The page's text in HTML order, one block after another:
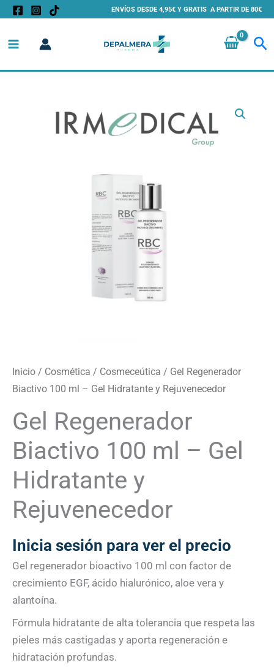
contenido
ENVÍOS DESDE 4,95€ Y GRATIS A PARTIR DE 80€
Inicio / Cosmética / Cosmeceútica / Gel Regenerador
Biactivo 100 ml – Gel Hidratante y Rejuvenecedor
Gel Regenerador
Biactivo 100 ml – Gel
Hidratante y
Rejuvenecedor
Inicia sesión para ver el precio
Gel regenerador bioactivo 100 ml con factor de
crecimiento EGF, ácido hialurónico, aloe vera y
alantoína.
Fórmula hidratante de alta tolerancia que respeta las
pieles más castigadas y aporta regeneración e
hidratación profundas.